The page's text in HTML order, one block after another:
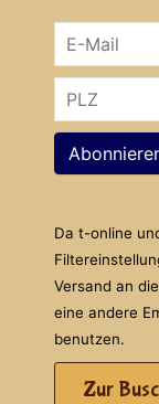
Da t-online
Versand an
eine andere
benutzen.
Zur